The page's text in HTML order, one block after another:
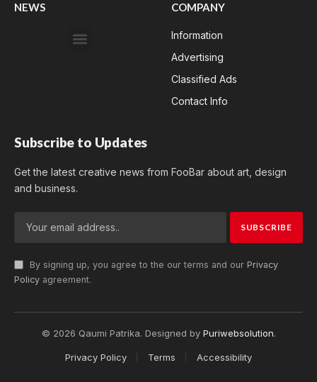
NEWS COMPANY
Information
Advertising
Classified Ads
Contact Info
Subscribe to Updates
Get the latest creative news from FooBar about art, design
and business.
By signing up, you agree to the our terms and our Privacy
Policy agreement.
© 2026 Qaumi Patrika. Designed by Puriwebsolution.
Privacy Policy Terms Accessibility